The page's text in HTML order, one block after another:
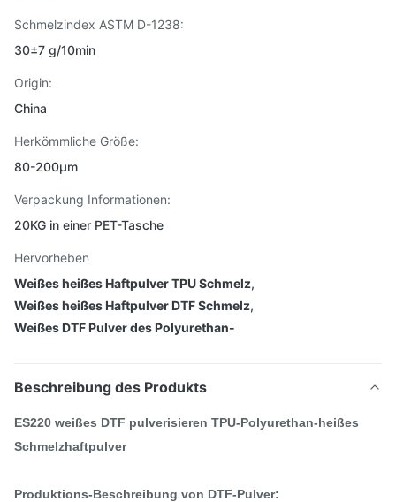
Schmelzindex ASTM D-1238:
30±7 g/10min
Origin:
China
Herkömmliche Größe:
80-200µm
Verpackung Informationen:
20KG in einer PET-Tasche
Hervorheben
Weißes heißes Haftpulver TPU Schmelz,
Weißes heißes Haftpulver DTF Schmelz,
Weißes DTF Pulver des Polyurethan-
Beschreibung des Produkts
ES220 weißes DTF pulverisieren TPU-Polyurethan-heißes
Schmelzhaftpulver
Produktions-Beschreibung von DTF-Pulver: